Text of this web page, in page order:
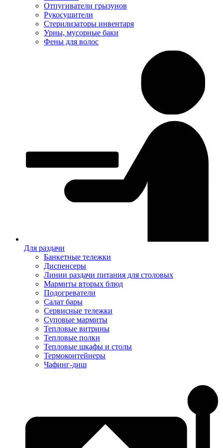
Отпугиватели грызунов
Рукосушители
Стерилизаторы инвентаря
Урны, мусорные баки
Фены для волос
Для раздачи
Банкетные тележки
Диспенсеры
Линии раздачи питания для столовых
Мармиты вторых блюд
Подогреватели
Салат бары
Сервисные тележки
Суповые мармиты
Тепловые витрины
Тепловые полки
Тепловые шкафы и столы
Термоконтейнеры
Чафинг-диш